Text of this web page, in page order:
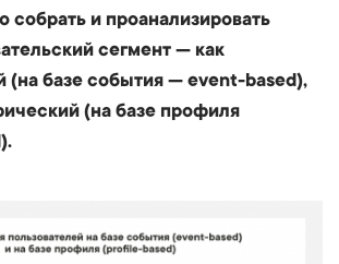
собрать и проанализировать
сегмент — как
(на базе события — event-based),
(на базе профиля